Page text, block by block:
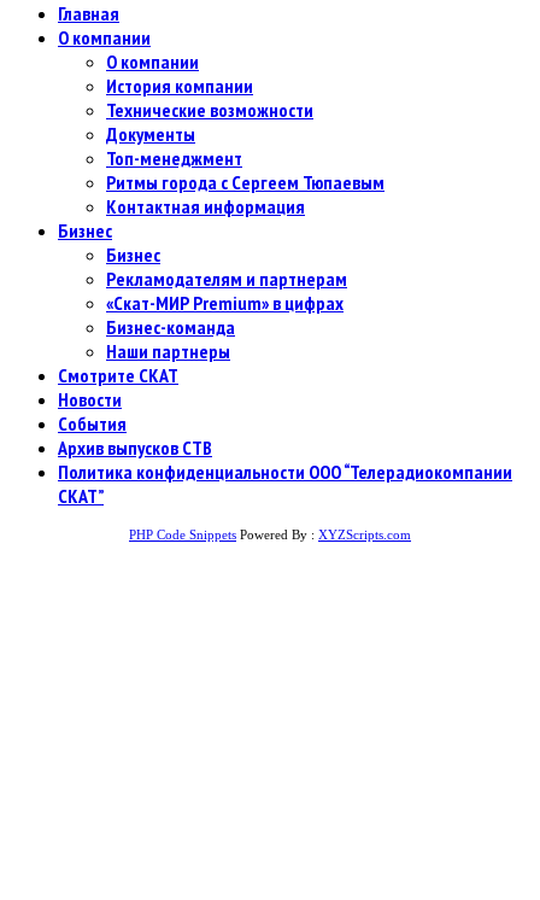
Главная
О компании
О компании
История компании
Технические возможности
Документы
Топ-менеджмент
Ритмы города с Сергеем Тюпаевым
Контактная информация
Бизнес
Бизнес
Рекламодателям и партнерам
«Скат-МИР Premium» в цифрах
Бизнес-команда
Наши партнеры
Смотрите СКАТ
Новости
События
Архив выпусков СТВ
Политика конфиденциальности ООО “Телерадиокомпании
СКАТ”
PHP Code Snippets Powered By : XYZScripts.com